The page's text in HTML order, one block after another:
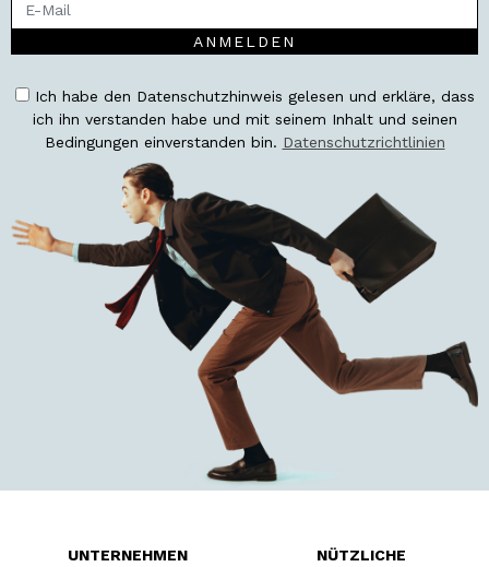
ANMELDEN
Ich habe den Datenschutzhinweis gelesen und erkläre, dass
ich ihn verstanden habe und mit seinem Inhalt und seinen
Bedingungen einverstanden bin. Datenschutzrichtlinien
UNTERNEHMEN
NÜTZLICHE